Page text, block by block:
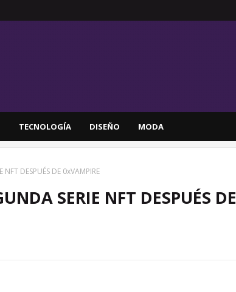
TECNOLOGÍA DISEÑO MODA
DESPUÉS DE 0xVAMPIRE
SERIE NFT DESPUÉS DE